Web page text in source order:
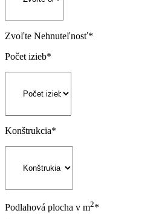
Zvoľte Nehnuteľnosť*
Počet izieb*
Konštrukcia*
Podlahová plocha v m2*